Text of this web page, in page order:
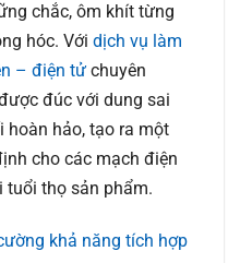
chắc, ôm khít từng
hóc. Với dịch vụ làm
– điện tử chuyên
đúc với dung sai
hoàn hảo, tạo ra một
cho các mạch điện
tuổi thọ sản phẩm.
khả năng tích hợp